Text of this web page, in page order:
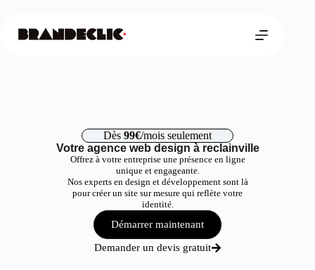
Dès 99€/mois seulement
Votre agence web design à reclainville
Offrez à votre entreprise une présence en ligne
unique et engageante.
Nos experts en design et développement sont là
pour créer un site sur mesure qui reflète votre
identité.
Démarrer maintenant
Demander un devis gratuit